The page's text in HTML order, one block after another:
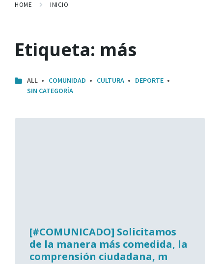
HOME INICIO
Etiqueta: más
ALL COMUNIDAD CULTURA
DEPORTE
SIN CATEGORÍA
[#COMUNICADO] Solicitamos
de la manera más comedida, la
comprensión ciudadana, m